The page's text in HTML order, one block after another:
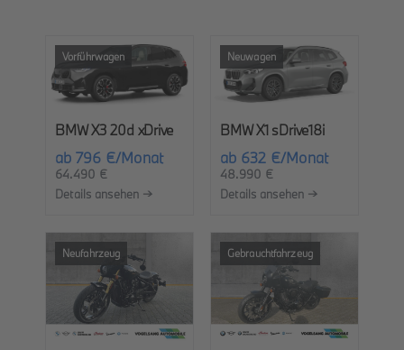
Service
Unternehmen
Vorführwagen
BMW X3 20d xDrive
ab 796 €/Monat
64.490 €
Details ansehen →
Neuwagen
BMW X1 sDrive18i
ab 632 €/Monat
48.990 €
Details ansehen →
Neufahrzeug Gebrauchtfahrzeug